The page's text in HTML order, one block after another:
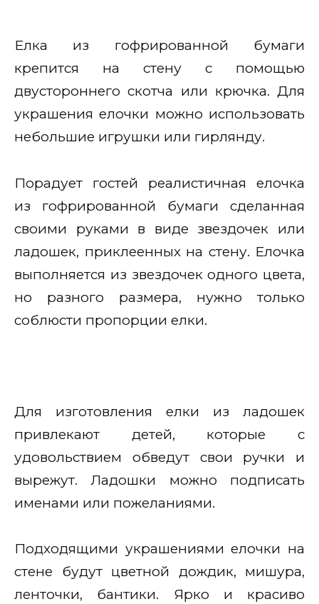
Елка из гофрированной бумаги
крепится на стену с помощью
двустороннего скотча или крючка. Для
украшения елочки можно использовать
небольшие игрушки или гирлянду.
Порадует гостей реалистичная елочка
из гофрированной бумаги сделанная
своими руками в виде звездочек или
ладошек, приклеенных на стену. Елочка
выполняется из звездочек одного цвета,
но разного размера, нужно только
соблюсти пропорции елки.
Для изготовления елки из ладошек
привлекают детей, которые с
удовольствием обведут свои ручки и
вырежут. Ладошки можно подписать
именами или пожеланиями.
Подходящими украшениями елочки на
стене будут цветной дождик, мишура,
ленточки, бантики. Ярко и красиво